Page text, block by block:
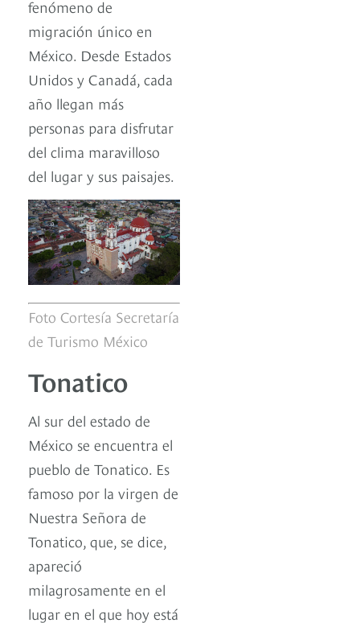
fenómeno de
migración único en
México. Desde Estados
Unidos y Canadá, cada
año llegan más
personas para disfrutar
del clima maravilloso
del lugar y sus paisajes.
Foto Cortesía Secretaría
de Turismo México
Tonatico
Al sur del estado de
México se encuentra el
pueblo de Tonatico. Es
famoso por la virgen de
Nuestra Señora de
Tonatico, que, se dice,
apareció
milagrosamente en el
lugar en el que hoy está